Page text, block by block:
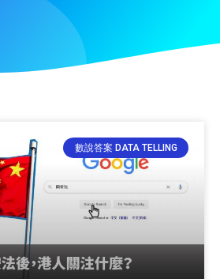
數說答案 DATA TELLING